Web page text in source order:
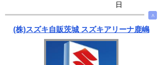
日
∧
(株)スズキ自販茨城 スズキアリーナ鹿嶋